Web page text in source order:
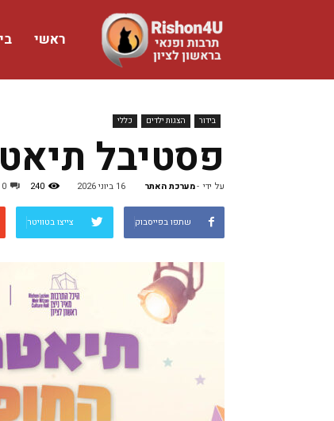
www.rishon4u.co.il
ראשי
בידור הצגות ילדים כללי
פסטיבל
על ידי מערכת האתר- 16 ביוני 2026 240
0
שתפו בפייסבוק צייצו בטוויטר